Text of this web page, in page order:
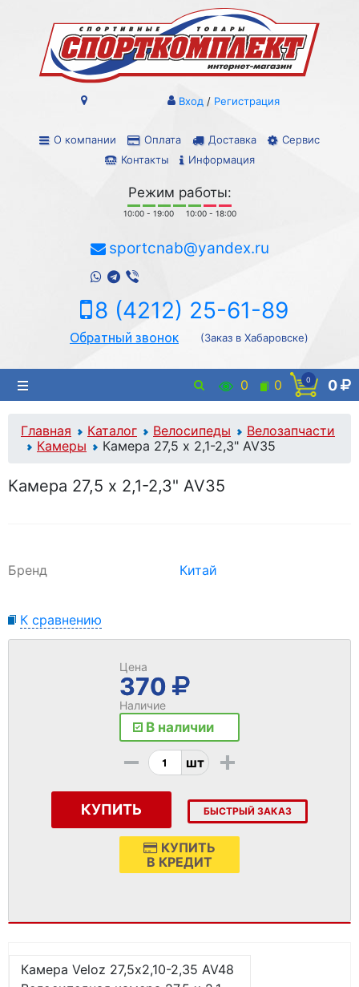
О компании Оплата Доставка
Сервис
Контакты
Информация
Вход / Регистрация
Режим работы:
10:00 - 19:00 10:00 - 18:00
sportcnab@yandex.ru
8 (4212) 25-61-89
Обратный звонок (Заказ в Хабаровске)
0 0 0 0
Главная Каталог Велосипеды
Велозапчасти
Камеры
Камера 27,5 x 2,1-2,3" AV35
Камера 27,5 x 2,1-2,3" AV35
Бренд Китай
К сравнению
Цена
370
Наличие
В наличии
- шт +
КУПИТЬ БЫСТРЫЙ ЗАКАЗ
КУПИТЬ
В КРЕДИТ
Камера Veloz 27,5х2,10-2,35 AV48